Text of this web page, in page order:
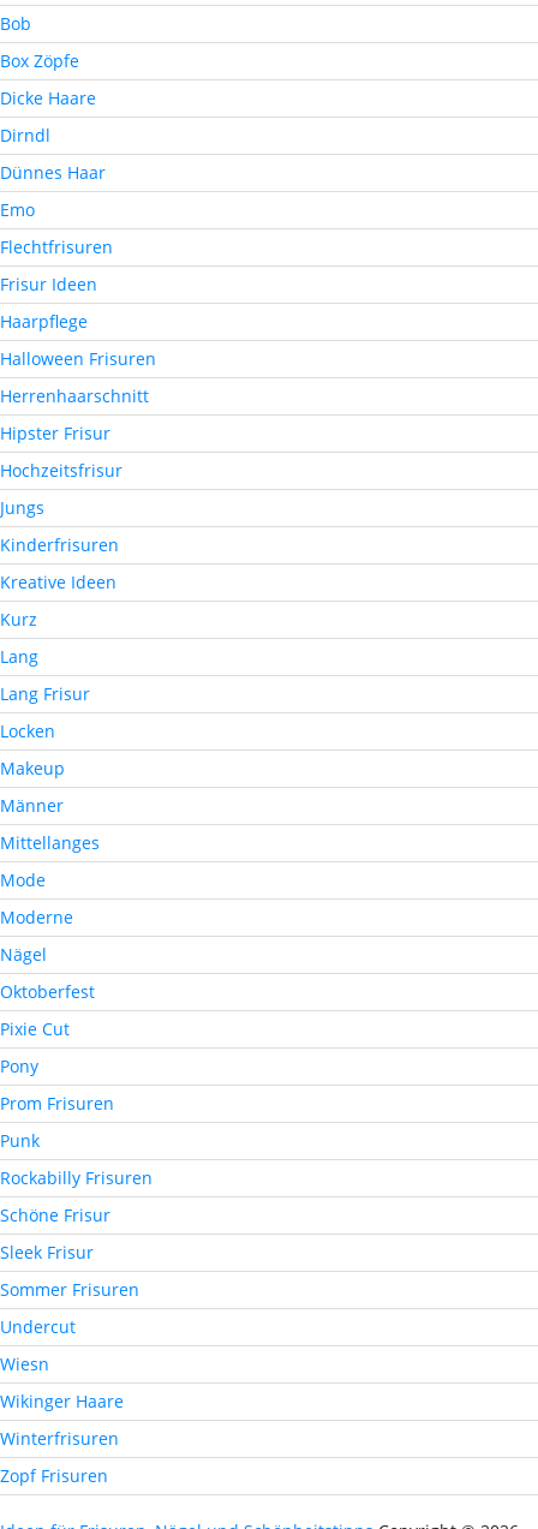
Bob
Box Zöpfe
Dicke Haare
Dirndl
Dünnes Haar
Emo
Flechtfrisuren
Frisur Ideen
Haarpflege
Halloween Frisuren
Herrenhaarschnitt
Hipster Frisur
Hochzeitsfrisur
Jungs
Kinderfrisuren
Kreative Ideen
Kurz
Lang
Lang Frisur
Locken
Makeup
Männer
Mittellanges
Mode
Moderne
Nägel
Oktoberfest
Pixie Cut
Pony
Prom Frisuren
Punk
Rockabilly Frisuren
Schöne Frisur
Sleek Frisur
Sommer Frisuren
Undercut
Wiesn
Wikinger Haare
Winterfrisuren
Zopf Frisuren